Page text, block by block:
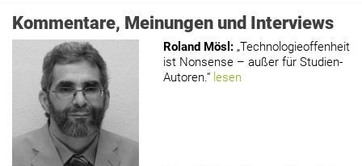
Kommentare, Meinungen und Interviews
Roland Mösl : „Technologieoffenheit
ist Nonsense – außer für Studien-
Autoren.“ lesen